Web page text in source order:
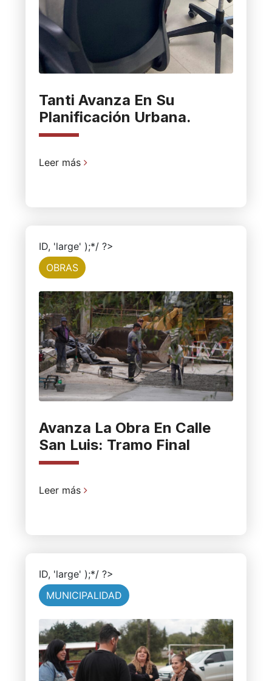
Tanti Avanza En Su
Planificación Urbana.
Leer más
ID, 'large' );*/ ?>
OBRAS
Avanza La Obra En Calle
San Luis: Tramo Final
Leer más
ID, 'large' );*/ ?>
MUNICIPALIDAD